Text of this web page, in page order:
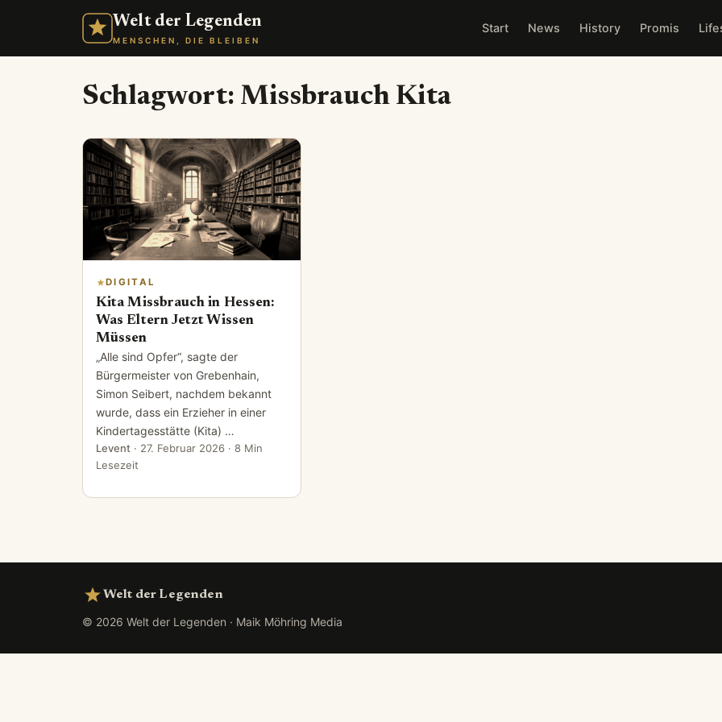
Welt der Legenden
MENSCHEN, DIE BLEIBEN
Start News History Promis
Schlagwort: Missbrauch Kita
DIGITAL
Kita Missbrauch in Hessen:
Was Eltern Jetzt Wissen
Müssen
„Alle sind Opfer“, sagte der
Bürgermeister von Grebenhain,
Simon Seibert, nachdem bekannt
wurde, dass ein Erzieher in einer
Kindertagesstätte (Kita) …
Levent · 27. Februar 2026 · 8 Min
Lesezeit
Welt der Legenden
© 2026 Welt der Legenden · Maik Möhring Media